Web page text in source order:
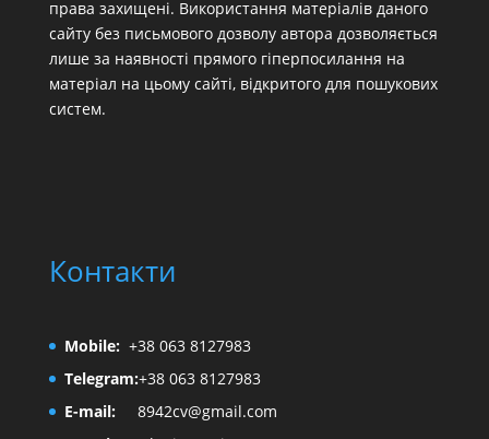
права захищені. Використання матеріалів даного
сайту без письмового дозволу автора дозволяється
лише за наявності прямого гіперпосилання на
матеріал на цьому сайті, відкритого для пошукових
систем.
Контакти
Mobile: +38 063 8127983
Telegram:+38 063 8127983
E-mail:
8942cv@gmail.com